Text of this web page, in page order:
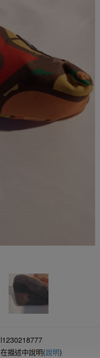
l1230218777
在描述中說明(說明)